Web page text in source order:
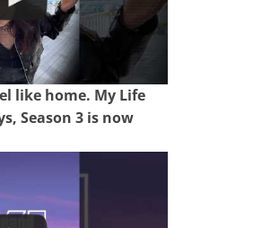
like home. My Life
Season 3 is now